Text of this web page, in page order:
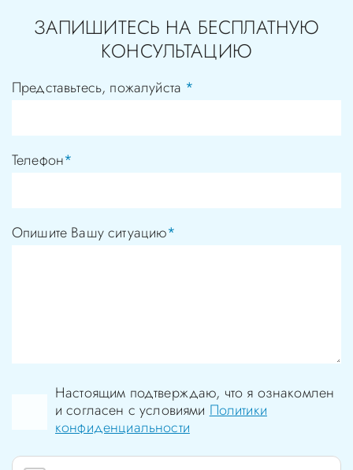
ЗАПИШИТЕСЬ НА БЕСПЛАТНУЮ
КОНСУЛЬТАЦИЮ
Представьтесь, пожалуйста *
Телефон*
Опишите Вашу ситуацию*
Настоящим подтверждаю, что я ознакомлен
и согласен с условиямиПолитики
конфиденциальности